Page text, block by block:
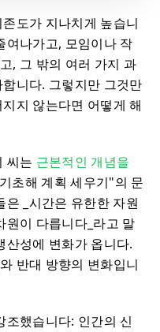
도가 지나치게 높습니
여나가고, 모임이나 작
, 그 밖의 여러 가지 과
니다. 그렇지만 그것만
지 않는다면 어떻게 해
씨는 근본적인 개념을
초해 계획 세우기"의 문
_시간은 유한한 자원
원이 다릅니다_라고 말
산성에 변화가 옵니다.
반대 방향의 변화입니
조했습니다: 인간의 신